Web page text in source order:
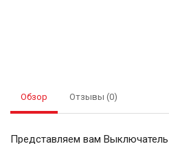
Обзор Отзывы (0)
Представляем вам